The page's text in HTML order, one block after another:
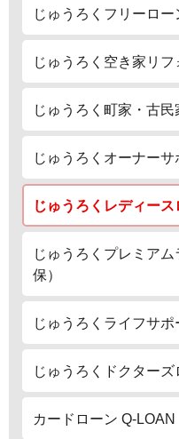
じゅうろくフリーロー
じゅうろく空き家リ
じゅうろく町家・古
じゅうろくオーナー
じゅうろくレディース
じゅうろくプレミア
保）
じゅうろくライフサポ
じゅうろくドクターズ
カードローン Q-LOAN